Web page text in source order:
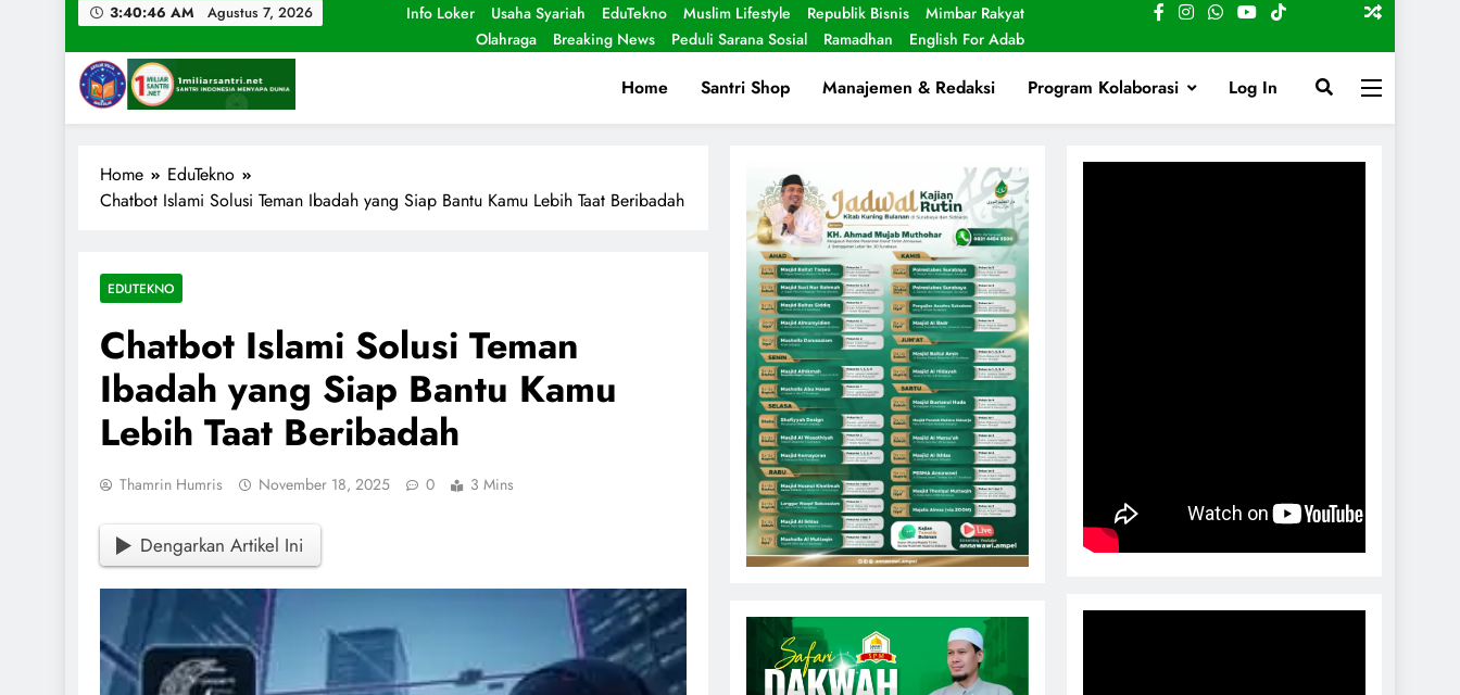
3:40:48 AM Agustus 7, 2026
Info Loker
Usaha Syariah EduTekno Muslim Lifestyle Republik Bisnis
Mimbar Rakyat
Olahraga
Breaking News Peduli Sarana Sosial Ramadhan English For Adab
1miliarsantri.net
Home Santri Shop Manajemen & Redaksi Program Kolaborasi Log In
Home
EduTekno
Chatbot Islami Solusi Teman Ibadah yang Siap Bantu Kamu Lebih Taat Beribadah
EDUTEKNO
Chatbot Islami Solusi Teman
Ibadah yang Siap Bantu Kamu
Lebih Taat Beribadah
Thamrin Humris November 18, 2025 0 3 Mins
Dengarkan Artikel Ini